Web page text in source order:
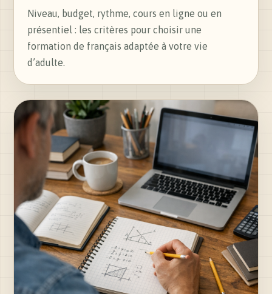
Niveau, budget, rythme, cours en ligne ou en
présentiel : les critères pour choisir une
formation de français adaptée à votre vie
d’adulte.